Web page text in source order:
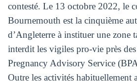
contesté. Le 13 octobre 2022, le
Bournemouth est la cinquième
d’Angleterre à instituer une zone
interdit les vigiles pro-vie près
Pregnancy Advisory Service
Outre les activités habituellement